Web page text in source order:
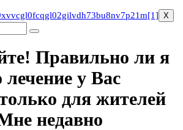
X
Правильно ли я
у Вас
для жителей
недавно